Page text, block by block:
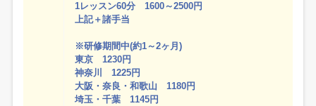
1レッスン60分 1600～2500円
上記＋諸手当
※研修期間中(約1～2ヶ月)
東京 1230円
神奈川 1225円
大阪・奈良・和歌山 1180円
埼玉・千葉 1145円